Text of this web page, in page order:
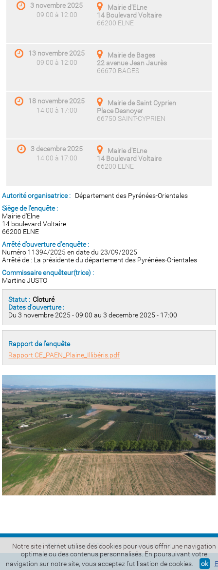
3 novembre 2025
09:00 à 12:00
Mairie d'ELne
14 Boulevard Voltaire
66200 ELNE
13 novembre 2025
09:00 à 12:00
Mairie de Bages
22 avenue Jean Jaurès
66670 BAGES
18 novembre 2025
14:00 à 17:00
Mairie de Saint Cyprien
Place Desnoyer
66750 SAINT-CYPRIEN
3 decembre 2025
14:00 à 17:00
Mairie d'ELne
14 Boulevard Voltaire
66200 ELNE
Autorité organisatrice :
Département des Pyrénées-Orientales
Siège de l'enquête :
Mairie d'Elne
14 boulevard Voltaire
66200 ELNE
Arrêté d’ouverture d’enquête :
Numéro 11394/2025 en date du 23/09/2025
Arrêté de : La présidente du département des Pyrénées-Orientales
Commissaire enquêteur(trice) :
Martine JUSTO
Statut : Cloturé
Dates d'ouverture :
Du 3 novembre 2025 - 09:00 au 3 decembre 2025 - 17:00
Rapport de l'enquête
Rapport CE_PAEN_Plaine_Illibéris.pdf
© Micropulse 2026 -Création site Internet
Notre site internet utilise des cookies pour vous offrir une navigation
optimale ou des contenus personnalisés. En poursuivant votre
navigation sur notre site, vous acceptez l'utilisation de cookies.
ok